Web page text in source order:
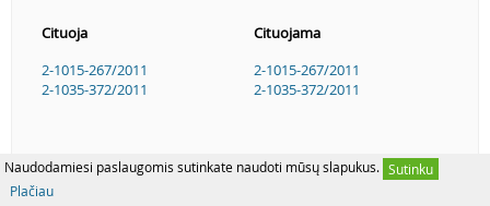
Naudodamiesi paslaugomis sutinkate naudoti mūsų slapukus. Sutinku
Plačiau
Cituoja
Cituojama
2-1015-267/2011
2-1035-372/2011
2-1015-267/2011
2-1035-372/2011